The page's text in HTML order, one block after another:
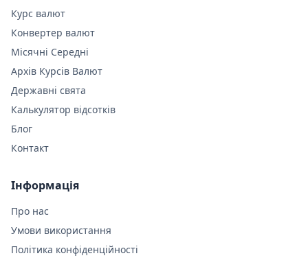
Курс валют
Конвертер валют
Місячні Середні
Архів Курсів Валют
Державні свята
Калькулятор відсотків
Блог
Контакт
Інформація
Про нас
Умови використання
Політика конфіденційності